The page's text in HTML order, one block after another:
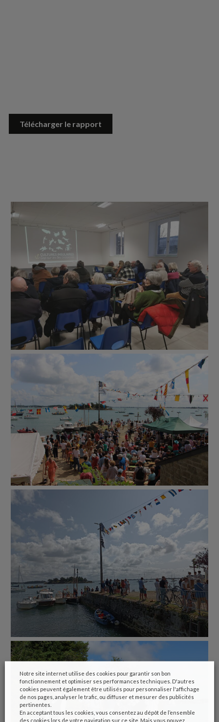
Télécharger le rapport
Notre site internet utilise des cookies pour garantir son bon
fonctionnement et optimiser ses performances techniques. D'autres
cookies peuvent également être utilisés pour personnaliser l'affichage
de nos pages, analyser le trafic, ou diffuser et mesurer des publicités
pertinentes.
En acceptant tous les cookies, vous consentez au dépôt de l’ensemble
des cookies lors de votre navigation sur ce site. Mais vous pouvez